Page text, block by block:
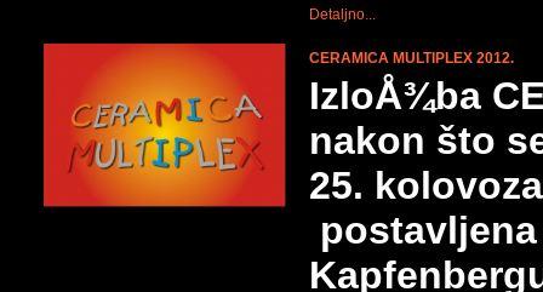
Detaljno...
CERAMICA MULTIPLEX 2012.
IzloÅ¾ba
nakon što
25.